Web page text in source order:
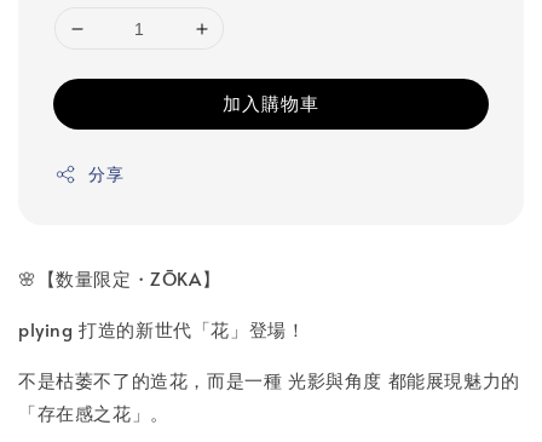
加入購物車
分享
🌸【数量限定・ZŌKA】
plying 打造的新世代「花」登場！
不是枯萎不了的造花，而是一種 光影與角度 都能展現魅力的
「存在感之花」。